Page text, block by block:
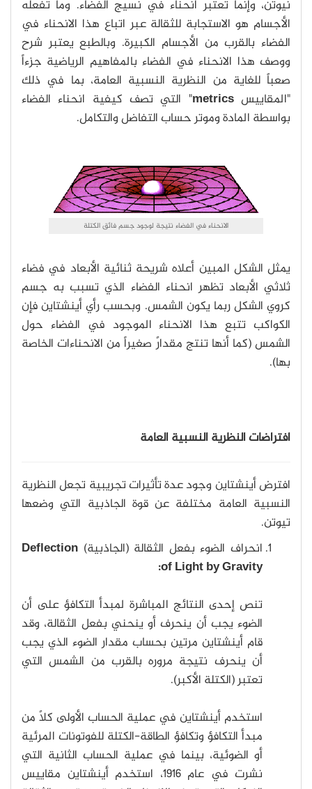
نيوتن، وإنما تعتبر انحناء في نسيج الفضاء. وما تفعله
الأجسام هو الاستجابة للثقالة عبر اتباع هذا الانحناء في
الفضاء بالقرب من الأجسام الكبيرة. وبالطبع يعتبر شرح
ووصف هذا الانحناء في الفضاء بالمفاهيم الرياضية جزءاً
صعباً للغاية من النظرية النسبية العامة، بما في ذلك
"المقاييسmetrics
" التي تصف كيفية انحناء الفضاء
بواسطة المادة وموتر حساب التفاضل والتكامل.
الانحناء في الفضاء نتيجة لوجود جسم فائق الكتلة
يمثل الشكل المبين أعلاه شريحة ثنائية الأبعاد في فضاء
ثلاثي الأبعاد تظهر انحناء الفضاء الذي تسبب به جسم
كروي الشكل ربما يكون الشمس. وبحسب رأي أينشتاين فإن
الكواكب تتبع هذا الانحناء الموجود في الفضاء حول
الشمس (كما أنها تنتج مقدارً صغيراً من الانحناءات الخاصة
بها).
افتراضات النظرية النسبية العامة
افترض أينشتاين وجود عدة تأثيرات تجريبية تجعل النظرية
النسبية العامة مختلفة عن قوة الجاذبية التي وضعها
تيوتن.
انحراف الضوء بفعل الثقالة (الجاذبية) Deflection
of Light by Gravity:
تنص إحدى النتائج المباشرة لمبدأ التكافؤ على أن
الضوء يجب أن ينحرف أو ينحني بفعل الثقالة، وقد
قام أينشتاين مرتين بحساب مقدار الضوء الذي يجب
أن ينحرف نتيجة مروره بالقرب من الشمس التي
تعتبر (الكتلة الأكبر).
استخدم أينشتاين في عملية الحساب الأولى كلاً من
مبدأ التكافؤ وتكافؤ الطاقة-الكتلة للفوتونات المرئية
أو الضوئية، بينما في عملية الحساب الثانية التي
نشرت في عام 1916، استخدم أينشتاين مقاييس